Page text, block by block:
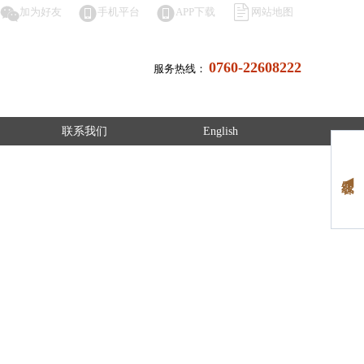
加为好友 手机平台 APP下载  网站地图
服务热线： 0760-22608222
联系我们 English
在线客服 ◀